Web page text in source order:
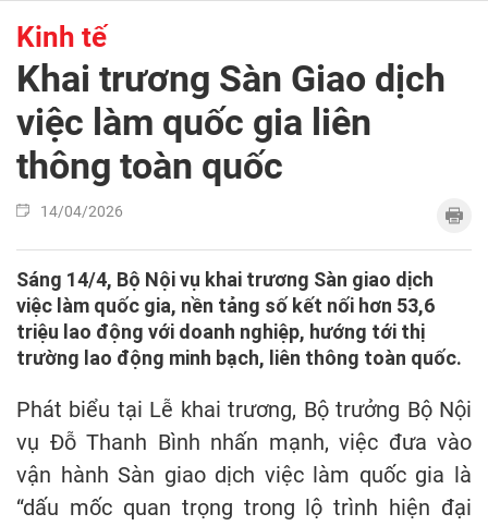
Kinh tế
Khai trương Sàn Giao dịch
việc làm quốc gia liên
thông toàn quốc
14/04/2026
Sáng 14/4, Bộ Nội vụ khai trương Sàn giao dịch
việc làm quốc gia, nền tảng số kết nối hơn 53,6
triệu lao động với doanh nghiệp, hướng tới thị
trường lao động minh bạch, liên thông toàn quốc.
Phát biểu tại Lễ khai trương, Bộ trưởng Bộ Nội
vụ Đỗ Thanh Bình nhấn mạnh, việc đưa vào
vận hành Sàn giao dịch việc làm quốc gia là
“dấu mốc quan trọng trong lộ trình hiện đại